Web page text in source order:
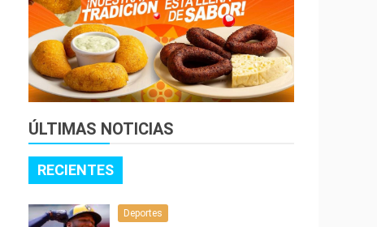
ÚLTIMAS NOTICIAS
RECIENTES
Deportes